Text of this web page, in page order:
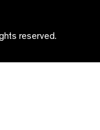
reserved.